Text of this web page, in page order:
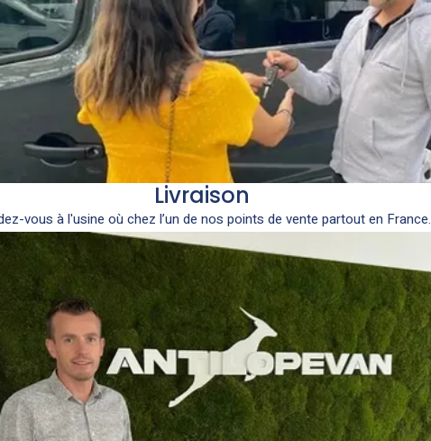
Livraison
vous à l'usine où chez l’un de nos points de vente partout en France.